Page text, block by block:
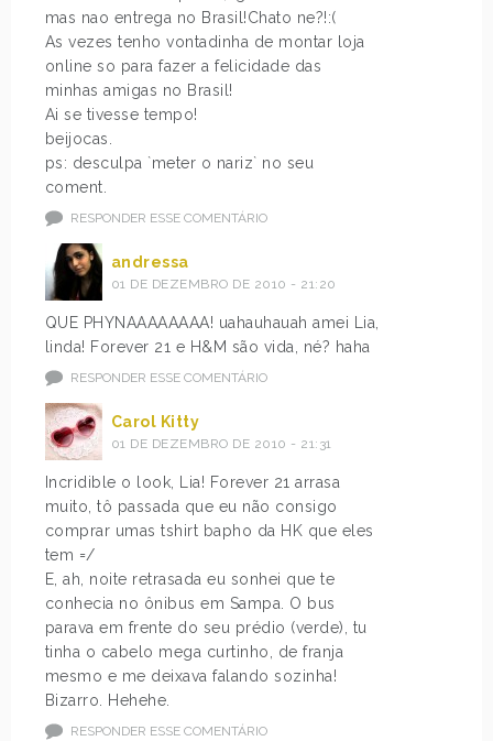
mas nao entrega no Brasil!Chato ne?!:(
As vezes tenho vontadinha de montar loja
online so para fazer a felicidade das
minhas amigas no Brasil!
Ai se tivesse tempo!
beijocas.
ps: desculpa `meter o nariz` no seu
coment.
RESPONDER ESSE COMENTÁRIO
andressa
01 DE DEZEMBRO DE 2010 - 21:20
QUE PHYNAAAAAAAA! uahauhauah amei Lia,
linda! Forever 21 e H&M são vida, né? haha
RESPONDER ESSE COMENTÁRIO
Carol Kitty
01 DE DEZEMBRO DE 2010 - 21:31
Incridible o look, Lia! Forever 21 arrasa
muito, tô passada que eu não consigo
comprar umas tshirt bapho da HK que eles
tem =/
E, ah, noite retrasada eu sonhei que te
conhecia no ônibus em Sampa. O bus
parava em frente do seu prédio (verde), tu
tinha o cabelo mega curtinho, de franja
mesmo e me deixava falando sozinha!
Bizarro. Hehehe.
RESPONDER ESSE COMENTÁRIO